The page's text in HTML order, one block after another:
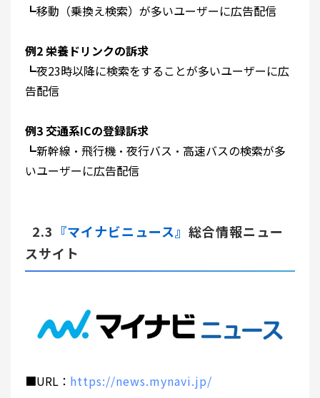
┗移動（乗換え検索）が多いユーザーに広告配信
例2 栄養ドリンクの訴求
┗夜23時以降に検索をすることが多いユーザーに広
告配信
例3 交通系ICの登録訴求
┗新幹線・飛行機・夜行バス・高速バスの検索が多
いユーザーに広告配信
2.3 『マイナビニュース』 総合情報ニュー
スサイト
■URL： https://news.mynavi.jp/